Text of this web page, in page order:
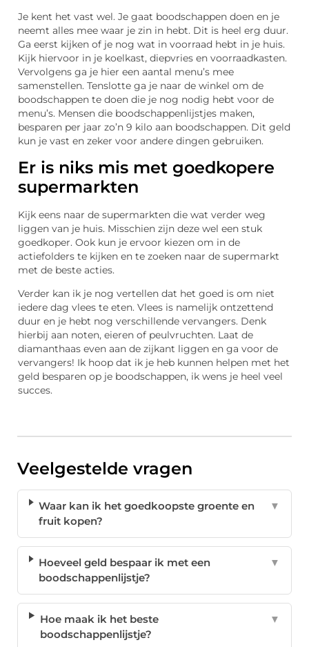
Je kent het vast wel. Je gaat boodschappen doen en je
neemt alles mee waar je zin in hebt. Dit is heel erg duur.
Ga eerst kijken of je nog wat in voorraad hebt in je huis.
Kijk hiervoor in je koelkast, diepvries en voorraadkasten.
Vervolgens ga je hier een aantal menu’s mee
samenstellen. Tenslotte ga je naar de winkel om de
boodschappen te doen die je nog nodig hebt voor de
menu’s. Mensen die boodschappenlijstjes maken,
besparen per jaar zo’n 9 kilo aan boodschappen. Dit geld
kun je vast en zeker voor andere dingen gebruiken.
Er is niks mis met goedkopere
supermarkten
Kijk eens naar de supermarkten die wat verder weg
liggen van je huis. Misschien zijn deze wel een stuk
goedkoper. Ook kun je ervoor kiezen om in de
actiefolders te kijken en te zoeken naar de supermarkt
met de beste acties.
Verder kan ik je nog vertellen dat het goed is om niet
iedere dag vlees te eten. Vlees is namelijk ontzettend
duur en je hebt nog verschillende vervangers. Denk
hierbij aan noten, eieren of peulvruchten. Laat de
diamanthaas even aan de zijkant liggen en ga voor de
vervangers! Ik hoop dat ik je heb kunnen helpen met het
geld besparen op je boodschappen, ik wens je heel veel
succes.
Veelgestelde vragen
Waar kan ik het goedkoopste groente en
fruit kopen?
▼
Hoeveel geld bespaar ik met een
boodschappenlijstje?
▼
Hoe maak ik het beste
boodschappenlijstje?
▼